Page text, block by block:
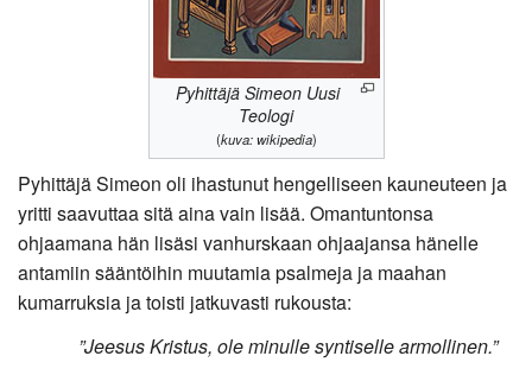
Pyhittäjä Simeon Uusi
Teologi
(kuva: wikipedia)
Pyhittäjä Simeon oli ihastunut hengelliseen kauneuteen ja
yritti saavuttaa sitä aina vain lisää. Omantuntonsa
ohjaamana hän lisäsi vanhurskaan ohjaajansa hänelle
antamiin sääntöihin muutamia psalmeja ja maahan
kumarruksia ja toisti jatkuvasti rukousta:
”Jeesus Kristus, ole minulle syntiselle armollinen.”